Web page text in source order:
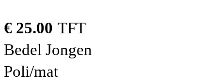
€ 25.00 TFT
Bedel Jongen
Poli/mat